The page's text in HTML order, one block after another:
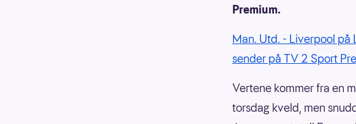
Premium.
Man. Utd. - Liverpool på
sender på TV 2 Sport
Vertene kommer fra en
torsdag kveld, men